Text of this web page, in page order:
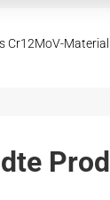
Cr12MoV-